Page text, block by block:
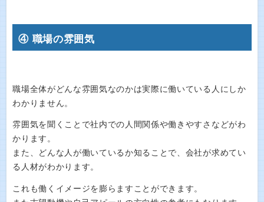
④ 職場の雰囲気
職場全体がどんな雰囲気なのかは実際に働いている人にしか
わかりません。
雰囲気を聞くことで社内での人間関係や働きやすさなどがわ
かります。
また、どんな人が働いているか知ることで、会社が求めてい
る人材がわかります。
これも働くイメージを膨らますことができます。